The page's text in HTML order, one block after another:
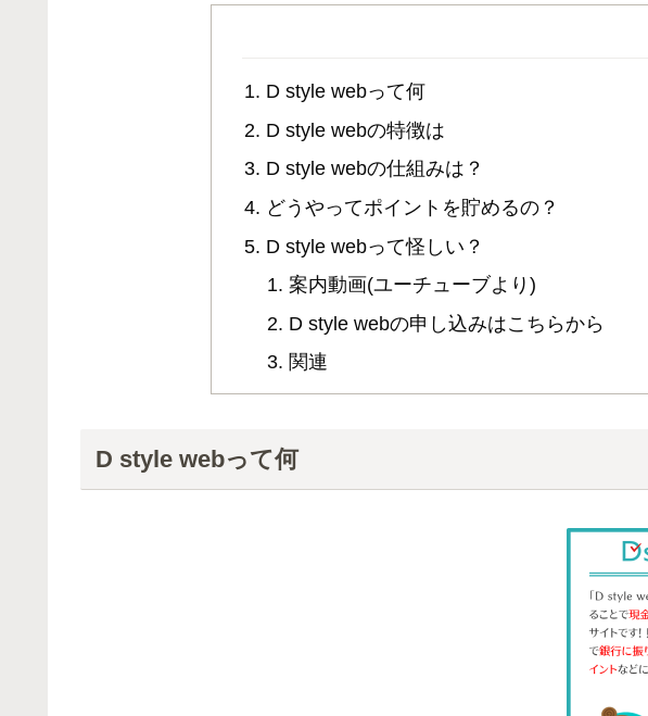
D style webって何
D style webの特徴は
D style webの仕組みは？
どうやってポイントを貯めるの？
D style webって怪しい？
案内動画(ユーチューブより)
D style webの申し込みはこちらから
関連
D style webって何